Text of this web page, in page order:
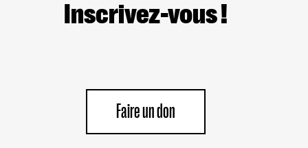
Inscrivez-vous !
Faire un don